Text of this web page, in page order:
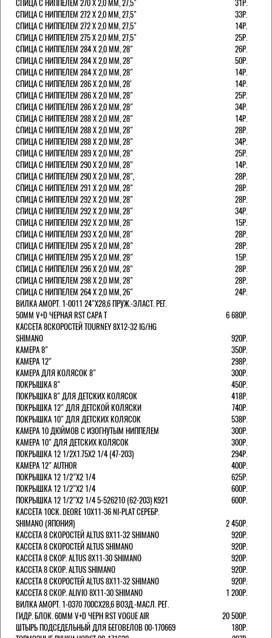
СПИЦА С НИППЕЛЕМ 270 Х 2,0 ММ, 27,5"
31Р.
СПИЦА С НИППЕЛЕМ 272 Х 2,0 ММ, 27,5"
33Р.
СПИЦА С НИППЕЛЕМ 272 Х 2,0 ММ, 27,5"
14Р.
СПИЦА С НИППЕЛЕМ 275 Х 2,0 ММ, 27,5"
25Р.
СПИЦА С НИППЕЛЕМ 284 Х 2,0 ММ, 28"
26Р.
СПИЦА С НИППЕЛЕМ 284 Х 2,0 ММ, 28"
50Р.
СПИЦА С НИППЕЛЕМ 284 Х 2,0 ММ, 28"
14Р.
СПИЦА С НИППЕЛЕМ 286 Х 2,0 ММ, 28'
14Р.
СПИЦА С НИППЕЛЕМ 286 Х 2,0 ММ, 28"
25Р.
СПИЦА С НИППЕЛЕМ 286 Х 2,0 ММ, 28"
34Р.
СПИЦА С НИППЕЛЕМ 288 Х 2,0 ММ, 28"
14Р.
СПИЦА С НИППЕЛЕМ 288 Х 2,0 ММ, 28"
28Р.
СПИЦА С НИППЕЛЕМ 288 Х 2,0 ММ, 28"
34Р.
СПИЦА С НИППЕЛЕМ 289 Х 2,0 ММ, 28"
25Р.
СПИЦА С НИППЕЛЕМ 290 Х 2,0 ММ, 28"
14Р.
СПИЦА С НИППЕЛЕМ 290 Х 2,0 ММ, 28",
28Р.
СПИЦА С НИППЕЛЕМ 291 Х 2,0 ММ, 28"
28Р.
СПИЦА С НИППЕЛЕМ 292 Х 2,0 ММ, 28"
28Р.
СПИЦА С НИППЕЛЕМ 292 Х 2,0 ММ, 28"
34Р.
СПИЦА С НИППЕЛЕМ 292 Х 2,0 ММ, 28"
15Р.
СПИЦА С НИППЕЛЕМ 293 Х 2,0 ММ, 28"
28Р.
СПИЦА С НИППЕЛЕМ 295 Х 2,0 ММ, 28"
28Р.
СПИЦА С НИППЕЛЕМ 295 Х 2,0 ММ, 28"
15Р.
СПИЦА С НИППЕЛЕМ 296 Х 2,0 ММ, 28"
28Р.
СПИЦА С НИППЕЛЕМ 298 Х 2,0 ММ, 28"
28Р.
СПИЦА С НИППЕЛЕМ 264 Х 2,0 ММ, 26"
24Р.
ВИЛКА АМОРТ. 1-0011 24"Х28,6 ПРУЖ.-ЭЛАСТ. РЕГ.
50ММ V+D ЧЕРНАЯ RST CAPA Т
6 680Р.
КАССЕТА 8СКОРОСТЕЙ TOURNEY 8Х12-32 IG/HG
SHIMANO
920Р.
КАМЕРА 8"
350Р.
КАМЕРА 12"
298Р.
КАМЕРА ДЛЯ КОЛЯСОК 8"
300Р.
ПОКРЫШКА 8"
450Р.
ПОКРЫШКА 8" ДЛЯ ДЕТСКИХ КОЛЯСОК
418Р.
ПОКРЫШКА 12" ДЛЯ ДЕТСКОЙ КОЛЯСКИ
740Р.
ПОКРЫШКА 10" ДЛЯ ДЕТСКИХ КОЛЯСОК
538Р.
КАМЕРА 10 ДЮЙМОВ С ИЗОГНУТЫМ НИППЕЛЕМ
300Р.
КАМЕРА 10" ДЛЯ ДЕТСКИХ КОЛЯСОК
300Р.
ПОКРЫШКА 12 1/2X1.75X2 1/4 (47-203)
294Р.
КАМЕРА 12" AUTHOR
400Р.
ПОКРЫШКА 12 1/2"Х2 1/4
625Р.
ПОКРЫШКА 12 1/2"Х2 1/4
600Р.
ПОКРЫШКА 12 1/2"Х2 1/4 5-526210 (62-203) K921
600Р.
КАССЕТА 10СК. DEORE 10Х11-36 NI-PLAT СЕРЕБР.
SHIMANO (ЯПОНИЯ)
2 450Р.
КАССЕТА 8 СКОРОСТЕЙ ALTUS 8Х11-32 SHIMANO
920Р.
КАССЕТА 8 СКОРОСТЕЙ ALTUS SHIMANO
920Р.
КАССЕТА 8 СКОР. ALTUS 8Х11-30 SHIMANO
920Р.
КАССЕТА 8 СКОР. ALTUS SHIMANO
920Р.
КАССЕТА 8 СКОРОСТЕЙ ALTUS 8Х11-32 SHIMANO
920Р.
КАССЕТА 8 СКОР. ALIVIO 8Х11-30 SHIMANO
1 200Р.
ВИЛКА АМОРТ. 1-0370 700СХ28,6 ВОЗД.-МАСЛ. РЕГ.
ГИДР. БЛОК. 60ММ V+D ЧЕРН RST VOGUE AIR
20 500Р.
ШТЫРЬ ПОДСЕДЕЛЬНЫЙ ДЛЯ БЕГОВЕЛОВ 00-170669
180Р.